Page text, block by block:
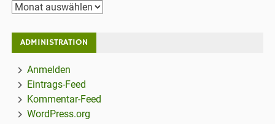
Archiv
ADMINISTRATION
Anmelden
Eintrags-Feed
Kommentar-Feed
WordPress.org